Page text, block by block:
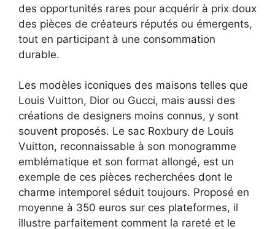
des opportunités rares pour acquérir à prix doux
des pièces de créateurs réputés ou émergents,
tout en participant à une consommation
durable.
Les modèles iconiques des maisons telles que
Louis Vuitton, Dior ou Gucci, mais aussi des
créations de designers moins connus, y sont
souvent proposés. Le sac Roxbury de Louis
Vuitton, reconnaissable à son monogramme
emblématique et son format allongé, est un
exemple de ces pièces recherchées dont le
charme intemporel séduit toujours. Proposé en
moyenne à 350 euros sur ces plateformes, il
illustre parfaitement comment la rareté et le